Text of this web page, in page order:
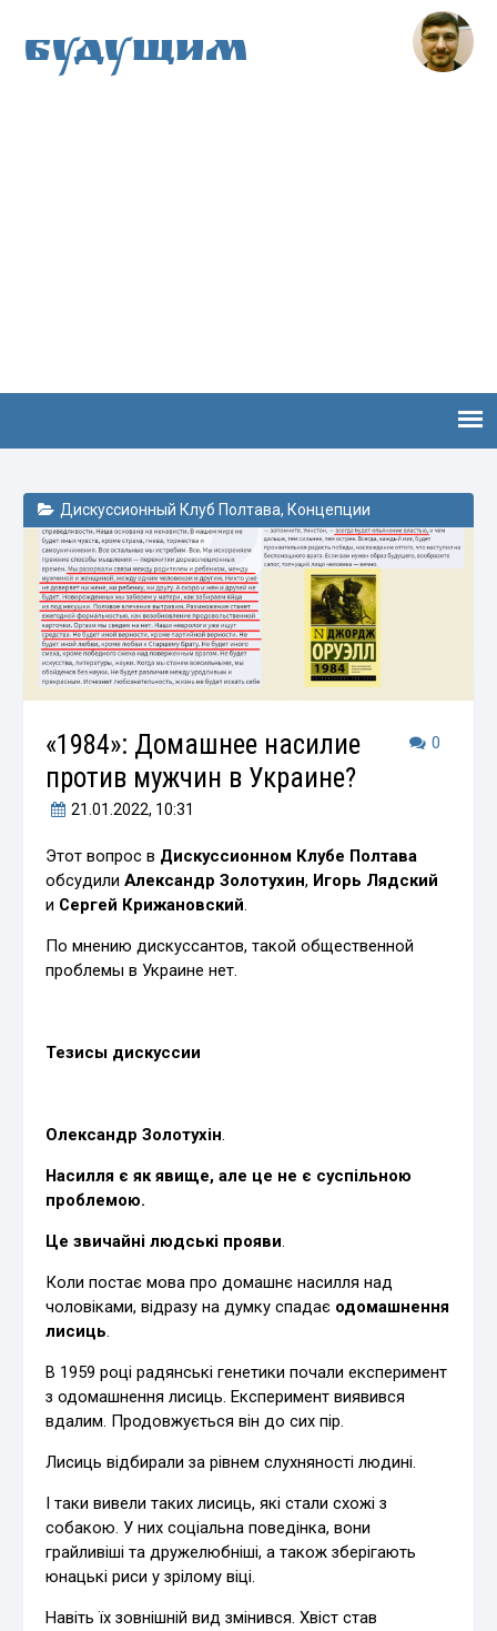
Будущим
Дискуссионный Клуб Полтава, Концепции
0
«1984»: Домашнее насилие
против мужчин в Украине?
21.01.2022, 10:31
Этот вопрос в Дискуссионном Клубе Полтава
обсудилиАлександр Золотухин, Игорь Лядский
и Сергей Крижановский.
По мнению дискуссантов, такой общественной
проблемы в Украине нет.
Тезисы дискуссии
Олександр Золотухін.
Насилля є як явище, але це не є суспільною
проблемою.
Це звичайні людські прояви.
Коли постає мова про домашнє насилля над
чоловіками, відразу на думку спадає одомашнення
лисиць.
В 1959 році радянські генетики почали експеримент
з одомашнення лисиць. Експеримент виявився
вдалим. Продовжується він до сих пір.
Лисиць відбирали за рівнем слухняності людині.
І таки вивели таких лисиць, які стали схожі з
собакою. У них соціальна поведінка, вони
грайливіші та дружелюбніші, а також зберігають
юнацькі риси у зрілому віці.
Навіть їх зовнішній вид змінився. Хвіст став